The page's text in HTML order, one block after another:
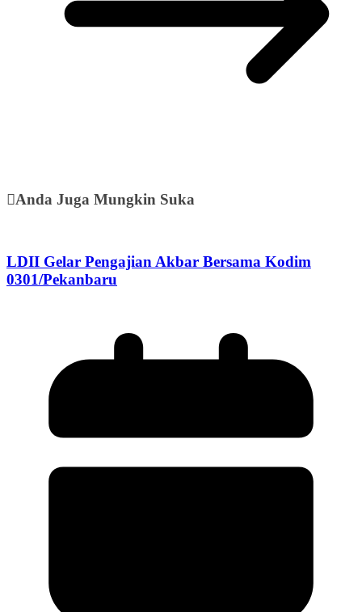
Anda Juga Mungkin Suka
LDII Gelar Pengajian Akbar Bersama Kodim
0301/Pekanbaru